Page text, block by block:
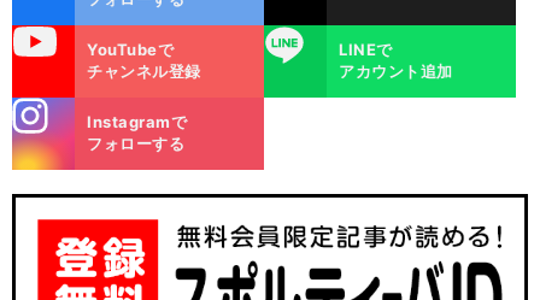
YouTubeで
チャンネル登録
LINE
LINEで
アカウント追加
m
Instagramで
フォローする